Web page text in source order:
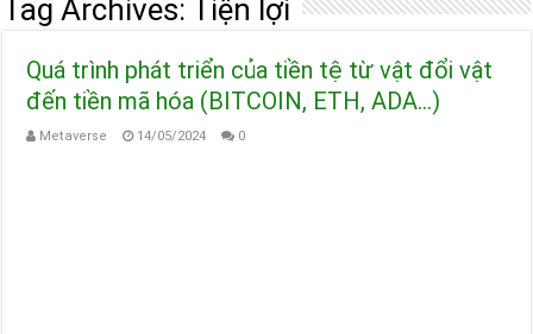
Input Output Tiên Phong Đổi Mới Hợp Đồng Thông Minh cho Bitcoin, Mở
Tầm nhìn của Charles Hoskinson về Cardano và Bitcoin DeFi
Tag Archives: Tiện lợi
Quá trình phát triển của tiền tệ từ vật đổi vật
đến tiền mã hóa (BITCOIN, ETH, ADA…)
Metaverse 14/05/2024 0